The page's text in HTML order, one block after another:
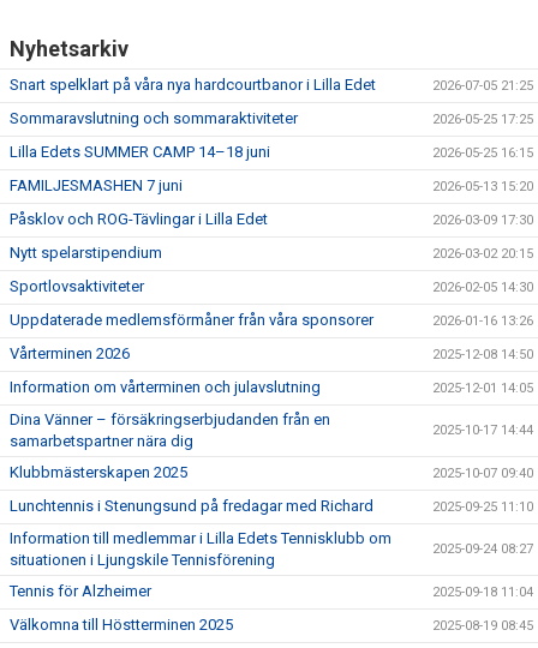
Nyhetsarkiv
Snart spelklart på våra nya hardcourtbanor i Lilla Edet 2026-07-05 21:25
Sommaravslutning och sommaraktiviteter 2026-05-25 17:25
Lilla Edets SUMMER CAMP 14–18 juni 2026-05-25 16:15
FAMILJESMASHEN 7 juni 2026-05-13 15:20
Påsklov och ROG-Tävlingar i Lilla Edet 2026-03-09 17:30
Nytt spelarstipendium 2026-03-02 20:15
Sportlovsaktiviteter 2026-02-05 14:30
Uppdaterade medlemsförmåner från våra sponsorer 2026-01-16 13:26
Vårterminen 2026 2025-12-08 14:50
Information om vårterminen och julavslutning 2025-12-01 14:05
Dina Vänner – försäkringserbjudanden från en
samarbetspartner nära dig
2025-10-17 14:44
Klubbmästerskapen 2025 2025-10-07 09:40
Lunchtennis i Stenungsund på fredagar med Richard 2025-09-25 11:10
Information till medlemmar i Lilla Edets Tennisklubb om
situationen i Ljungskile Tennisförening
2025-09-24 08:27
Tennis för Alzheimer 2025-09-18 11:04
Välkomna till Höstterminen 2025 2025-08-19 08:45